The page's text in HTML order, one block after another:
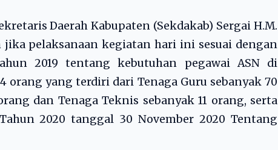
Daerah Kabupaten (Sekdakab) Sergai H.M.
jika pelaksanaan kegiatan hari ini sesuai dengan
2019 tentang kebutuhan pegawai ASN di
orang yang terdiri dari Tenaga Guru sebanyak 70
dan Tenaga Teknis sebanyak 11 orang, serta
2020 tanggal 30 November 2020 Tentang